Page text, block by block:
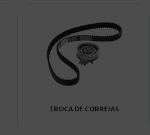
TROCA DE CORREIAS